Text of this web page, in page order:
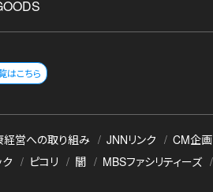
はこちら
経営への取り組み JNNリンク CM企画
ク ピコリ 闇 MBSファシリティーズ